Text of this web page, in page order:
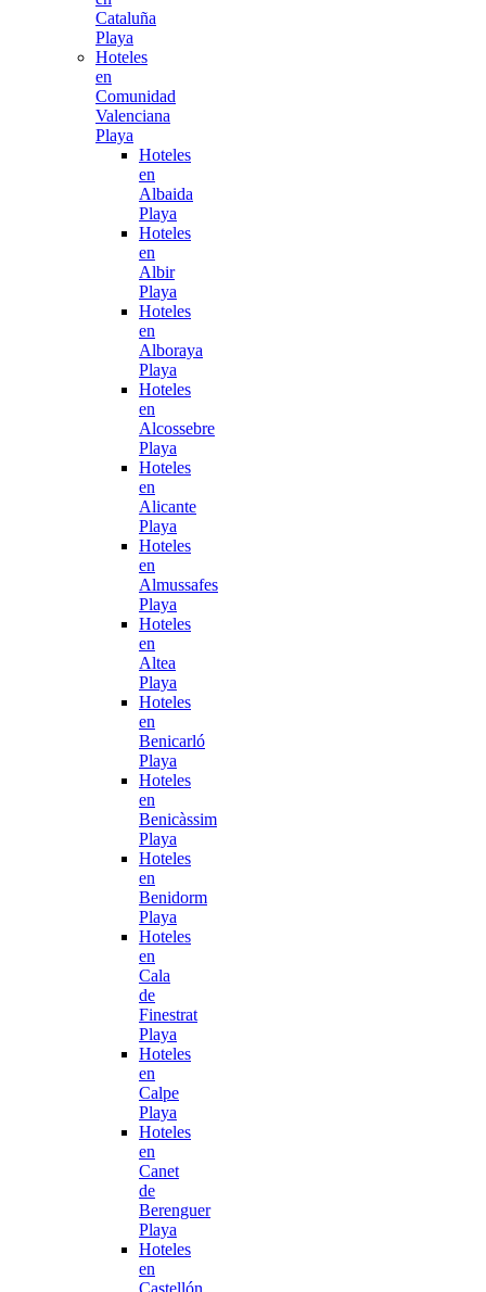
Cataluña
Playa
Hoteles
en
Comunidad
Valenciana
Playa
Hoteles
en
Albaida
Playa
Hoteles
en
Albir
Playa
Hoteles
en
Alboraya
Playa
Hoteles
en
Alcossebre
Playa
Hoteles
en
Alicante
Playa
Hoteles
en
Almussafes
Playa
Hoteles
en
Altea
Playa
Hoteles
en
Benicarló
Playa
Hoteles
en
Benicàssim
Playa
Hoteles
en
Benidorm
Playa
Hoteles
en
Cala
de
Finestrat
Playa
Hoteles
en
Calpe
Playa
Hoteles
en
Canet
de
Berenguer
Playa
Hoteles
en
Castellón